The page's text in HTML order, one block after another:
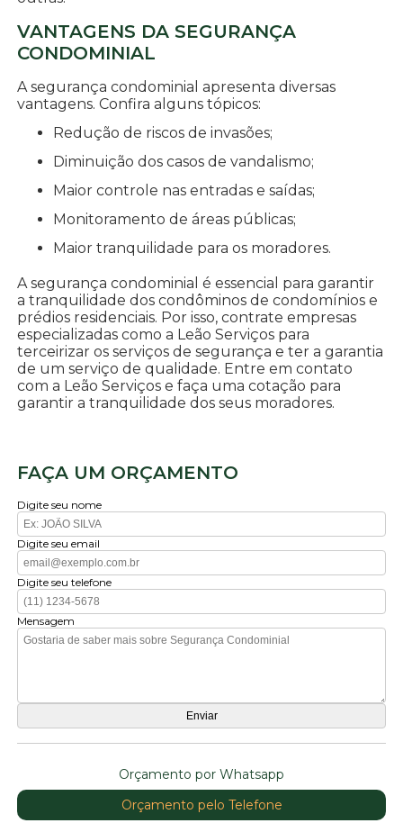
VANTAGENS DA SEGURANÇA
CONDOMINIAL
A segurança condominial apresenta diversas
vantagens. Confira alguns tópicos:
Redução de riscos de invasões;
Diminuição dos casos de vandalismo;
Maior controle nas entradas e saídas;
Monitoramento de áreas públicas;
Maior tranquilidade para os moradores.
A segurança condominial é essencial para garantir
a tranquilidade dos condôminos de condomínios e
prédios residenciais. Por isso, contrate empresas
especializadas como a Leão Serviços para
terceirizar os serviços de segurança e ter a garantia
de um serviço de qualidade. Entre em contato
com a Leão Serviços e faça uma cotação para
garantir a tranquilidade dos seus moradores.
FAÇA UM ORÇAMENTO
Digite seu nome
Digite seu email
Digite seu telefone
Mensagem
Orçamento por Whatsapp
Orçamento pelo Telefone